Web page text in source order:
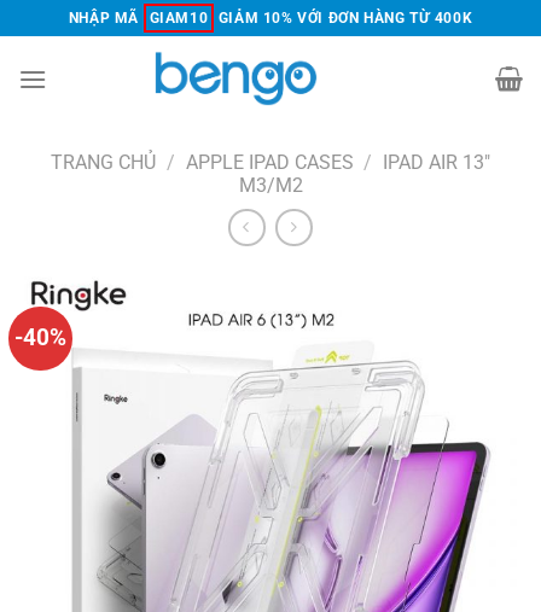
đến
nội
NHẬP MÃ GIAM10 GIẢM 10% VỚI ĐƠN HÀNG TỪ 400K
TRANG CHỦ / APPLE IPAD CASES / IPAD AIR 13"
M3/M2
-40%